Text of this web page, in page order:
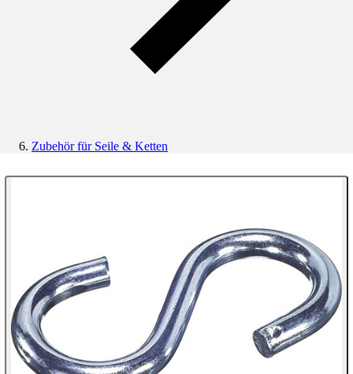
Zubehör für Seile & Ketten